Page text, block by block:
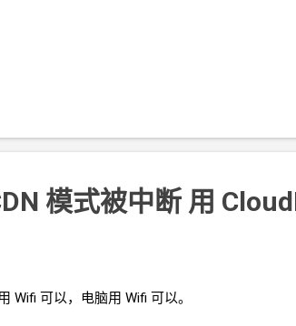
模式被中断 用
Wifi 可以，电脑用 Wifi 可以。